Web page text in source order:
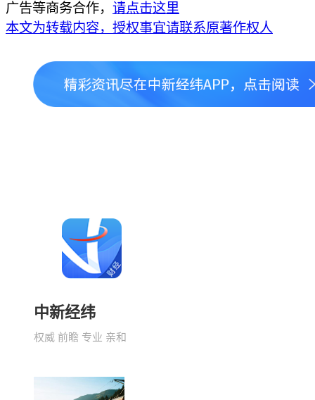
广告等商务合作， 请点击这里
本文为转载内容，授权事宜请联系原著作权人
中新经纬
权威 前瞻 专业 亲和